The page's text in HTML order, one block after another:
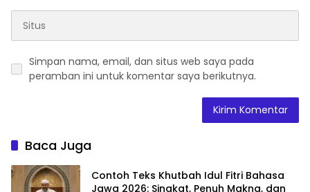
Simpan nama, email, dan situs web saya pada
peramban ini untuk komentar saya berikutnya.
Baca Juga
Contoh Teks Khutbah Idul Fitri Bahasa
Jawa 2026: Singkat, Penuh Makna, dan